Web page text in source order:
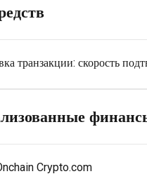
транзакции: скорость
Crypto.com